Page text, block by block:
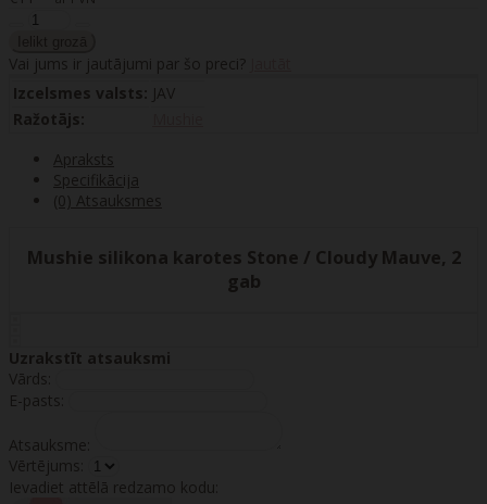
Vai jums ir jautājumi par šo preci?
Izcelsmes valsts: JAV
Ražotājs:
Apraksts
Specifikācija
(0) Atsauksmes
Mushie silikona karotes Stone / Cloudy Mauve, 2
gab
Uzrakstīt atsauksmi
Vārds:
E-pasts:
Atsauksme:
Vērtējums:
Ievadiet attēlā redzamo kodu: